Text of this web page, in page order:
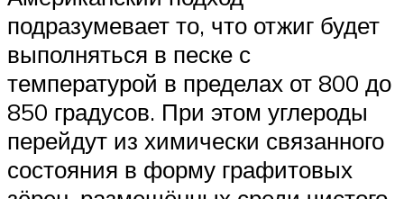
подразумевает то, что отжиг будет
выполняться в песке с
температурой в пределах от 800 до
850 градусов. При этом углероды
перейдут из химически связанного
состояния в форму графитовых